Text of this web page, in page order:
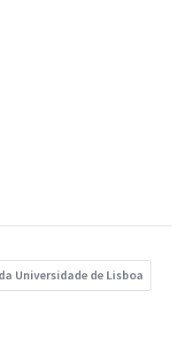
Universidade de Lisboa